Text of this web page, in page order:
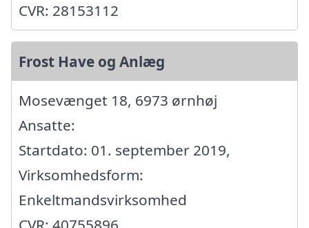
CVR: 28153112
Frost Have og Anlæg
Mosevænget 18, 6973 ørnhøj
Ansatte:
Startdato: 01. september 2019,
Virksomhedsform:
Enkeltmandsvirksomhed